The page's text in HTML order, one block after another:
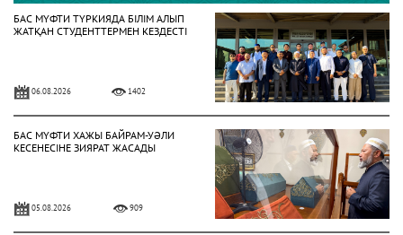
БАС МҮФТИ ТҮРКИЯДА БІЛІМ АЛЫП
ЖАТҚАН СТУДЕНТТЕРМЕН КЕЗДЕСТІ
06.08.2026 1402
БАС МҮФТИ ХАЖЫ БАЙРАМ-УӘЛИ
КЕСЕНЕСІНЕ ЗИЯРАТ ЖАСАДЫ
05.08.2026 909